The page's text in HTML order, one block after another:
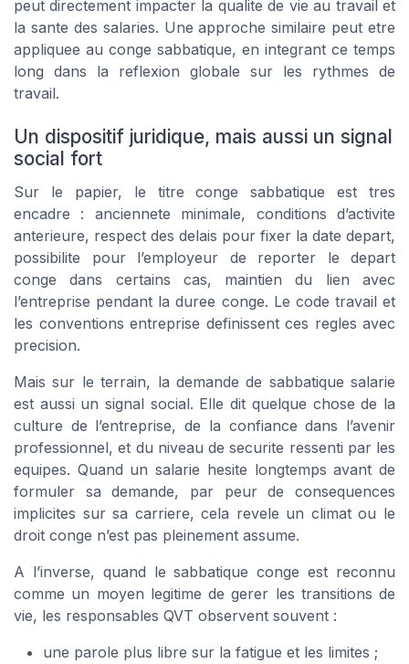
peut directement impacter la qualite de vie au travail et
la sante des salaries. Une approche similaire peut etre
appliquee au conge sabbatique, en integrant ce temps
long dans la reflexion globale sur les rythmes de
travail.
Un dispositif juridique, mais aussi un signal
social fort
Sur le papier, le titre conge sabbatique est tres
encadre : anciennete minimale, conditions d’activite
anterieure, respect des delais pour fixer la date depart,
possibilite pour l’employeur de reporter le depart
conge dans certains cas, maintien du lien avec
l’entreprise pendant la duree conge. Le code travail et
les conventions entreprise definissent ces regles avec
precision.
Mais sur le terrain, la demande de sabbatique salarie
est aussi un signal social. Elle dit quelque chose de la
culture de l’entreprise, de la confiance dans l’avenir
professionnel, et du niveau de securite ressenti par les
equipes. Quand un salarie hesite longtemps avant de
formuler sa demande, par peur de consequences
implicites sur sa carriere, cela revele un climat ou le
droit conge n’est pas pleinement assume.
A l’inverse, quand le sabbatique conge est reconnu
comme un moyen legitime de gerer les transitions de
vie, les responsables QVT observent souvent :
une parole plus libre sur la fatigue et les limites ;